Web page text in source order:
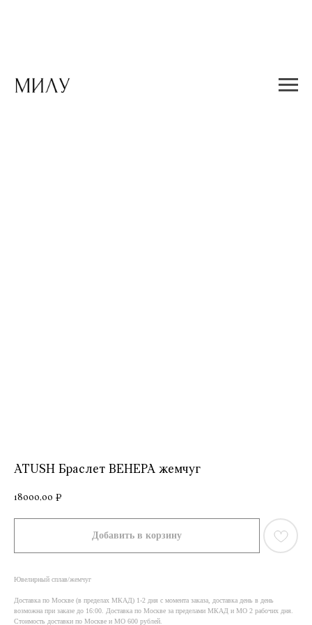
ATUSH Браслет ВЕНЕРА жемчуг
18000,00 ₽
Добавить в корзину
Ювелирный сплав/жемчуг
Доставка по Москве (в пределах МКАД) 1-2 дня с момента заказа, доставка день в день
возможна при заказе до 16:00. Доставка по Москве за пределами МКАД и МО 2 рабочих дня.
Стоимость доставки по Москве и МО 600 рублей.